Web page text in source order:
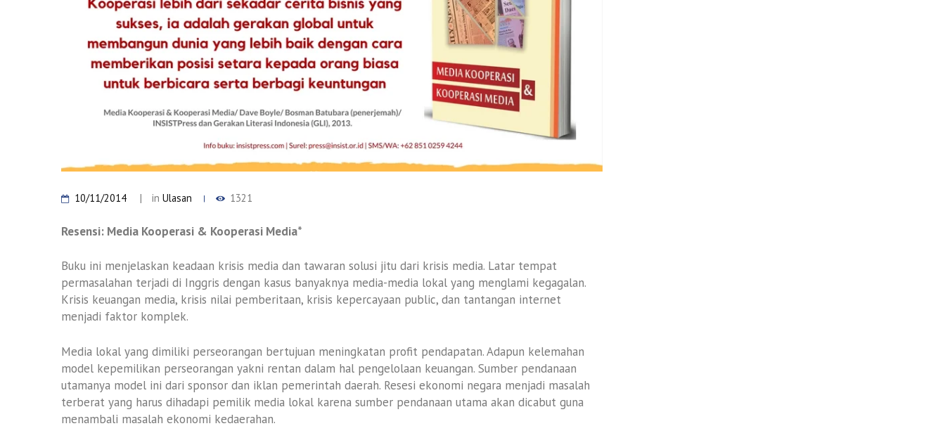
10/11/2014 inUlasan 1321
Resensi: Media Kooperasi & Kooperasi Media*
Buku ini menjelaskan keadaan krisis media dan tawaran solusi jitu dari krisis media. Latar tempat
permasalahan terjadi di Inggris dengan kasus banyaknya media-media lokal yang menglami kegagalan.
Krisis keuangan media, krisis nilai pemberitaan, krisis kepercayaan public, dan tantangan internet
menjadi faktor komplek.
Media lokal yang dimiliki perseorangan bertujuan meningkatan profit pendapatan. Adapun kelemahan
model kepemilikan perseorangan yakni rentan dalam hal pengelolaan keuangan. Sumber pendanaan
utamanya model ini dari sponsor dan iklan pemerintah daerah. Resesi ekonomi negara menjadi masalah
terberat yang harus dihadapi pemilik media lokal karena sumber pendanaan utama akan dicabut guna
menambali masalah ekonomi kedaerahan.